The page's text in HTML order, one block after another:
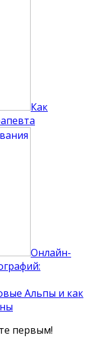
Как
Онлайн-
Альпы и как
первым!